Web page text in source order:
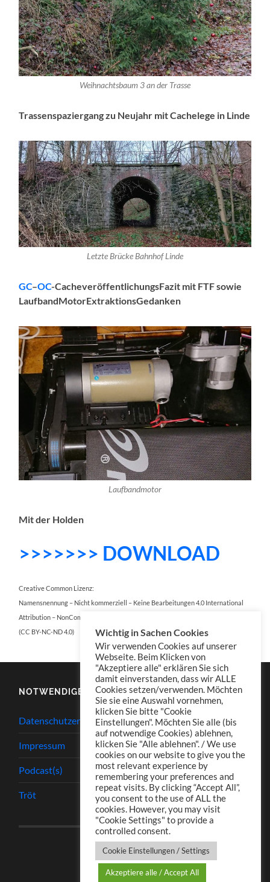
Weihnachtsbaum 3 an der Trasse
Trassenspaziergang zu Neujahr mit Cachelege in Linde
Letzte Brücke Bahnhof Linde
GC–OC-CacheveröffentlichungsFazit mit FTF sowie
LaufbandMotorExtraktionsGedanken
Laufbandmotor
Mit der Holden
>>>>>>> DOWNLOAD
Creative Common Lizenz:
Namensnennung – Nicht kommerziell – Keine Bearbeitungen 4.0 International
Attribution – NonCommercial – NoDerivatives 4.0 International
(CC BY-NC-ND 4.0)
NOTWENDIGES
Datenschutzerklärung
Impressum
Podcast(s)
Tröt
Wichtig in Sachen Cookies
Wir verwenden Cookies auf unserer
Webseite. Beim Klicken von
"Akzeptiere alle" erklären Sie sich
damit einverstanden, dass wir ALLE
Cookies setzen/verwenden. Möchten
Sie sie eine Auswahl vornehmen,
klicken Sie bitte "Cookie
Einstellungen". Möchten Sie alle (bis
auf notwendige Cookies) ablehnen,
klicken Sie "Alle ablehnen". / We use
cookies on our website to give you the
most relevant experience by
remembering your preferences and
repeat visits. By clicking “Accept All”,
you consent to the use of ALL the
cookies. However, you may visit
"Cookie Settings" to provide a
controlled consent.
Cookie Einstellungen / Settings
Akzeptiere alle / Accept All